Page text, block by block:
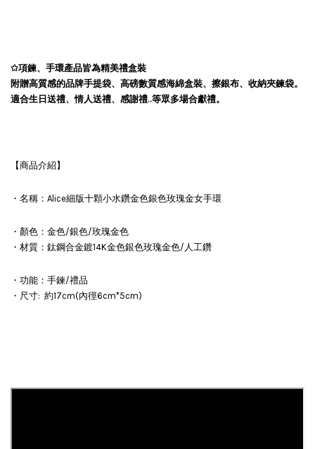
✩項鍊、手環產品皆為精美禮盒裝
附贈高質感的品牌手提袋、高磅數質感海綿盒裝、擦銀布、收納夾鍊袋。
適合生日送禮、情人送禮、感謝禮..等眾多場合獻禮。
【商品介紹】
・名稱：Alice細版十顆小水鑽金色銀色玫瑰金女手環
・顏色：金色/銀色/玫瑰金色
・材質：鈦鋼合金鍍14K金色銀色玫瑰金色/人工鑽
・功能：手鍊/禮品
・尺寸: 約17cm(內徑6cm*5cm)